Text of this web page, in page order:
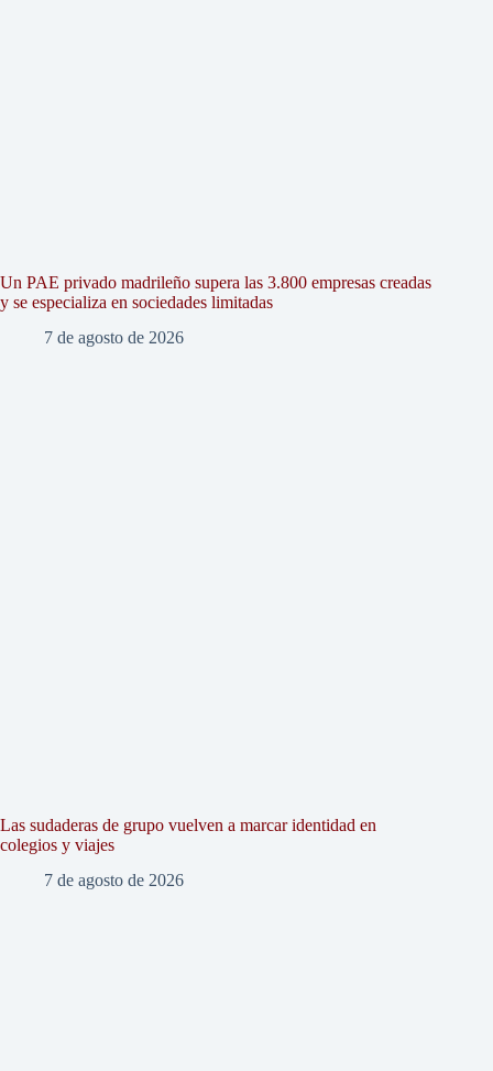
Un PAE privado madrileño supera las 3.800 empresas creadas
y se especializa en sociedades limitadas
7 de agosto de 2026
Las sudaderas de grupo vuelven a marcar identidad en
colegios y viajes
7 de agosto de 2026